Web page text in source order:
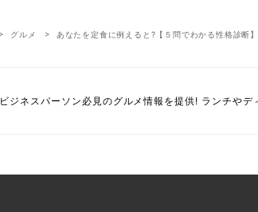
グルメ あなたを定食に例えると?【５問でわかる性格診断】
ビジネスパーソン必見のグルメ情報を提供! ランチや